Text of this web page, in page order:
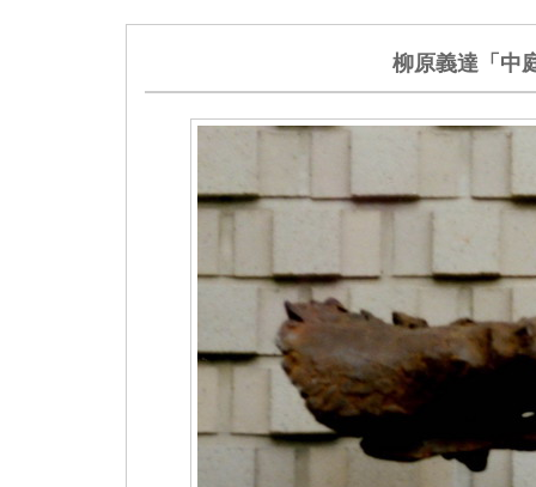
柳原義達「中